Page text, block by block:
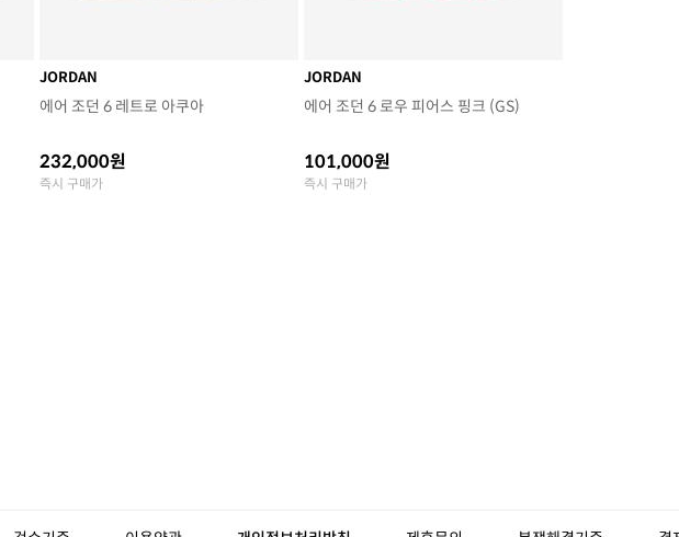
JORDAN
에어 조던 6 레트로 아쿠아
232,000원
즉시 구매가
JORDAN
에어 조던 6 로우 피어스 핑크 (GS)
101,000원
즉시 구매가